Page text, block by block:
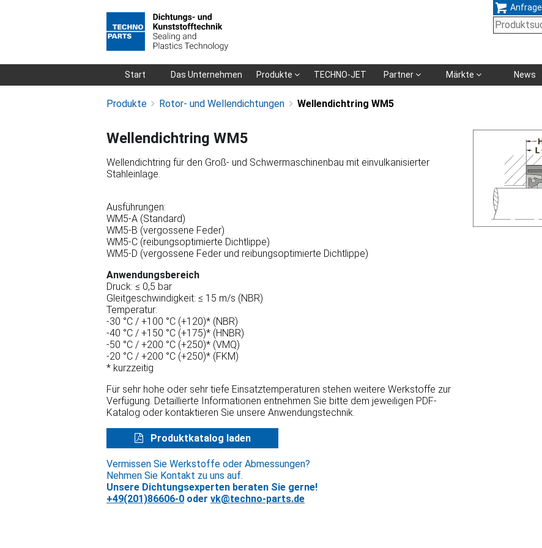
Navigation
Anfrage
Navigation
Start Das Unternehmen Produkte TECHNO-JET Partner Märkte News
Produkte Rotor- und Wellendichtungen Wellendichtring WM5
Wellendichtring WM5
Wellendichtring für den Groß- und Schwermaschinenbau mit einvulkanisierter
Stahleinlage.
Ausführungen:
WM5-A (Standard)
WM5-B (vergossene Feder)
WM5-C (reibungsoptimierte Dichtlippe)
WM5-D (vergossene Feder und reibungsoptimierte Dichtlippe)
Anwendungsbereich
Druck: ≤ 0,5 bar
Gleitgeschwindigkeit: ≤ 15 m/s (NBR)
Temperatur:
-30 °C / +100 °C (+120)* (NBR)
-40 °C / +150 °C (+175)* (HNBR)
-50 °C / +200 °C (+250)* (VMQ)
-20 °C / +200 °C (+250)* (FKM)
* kurzzeitig
Für sehr hohe oder sehr tiefe Einsatztemperaturen stehen weitere Werkstoffe zur
Verfügung. Detaillierte Informationen entnehmen Sie bitte dem jeweiligen PDF-
Katalog oder kontaktieren Sie unsere Anwendungstechnik.
Produktkatalog laden
Vermissen Sie Werkstoffe oder Abmessungen?
Nehmen Sie Kontakt zu uns auf.
Unsere Dichtungsexperten beraten Sie gerne!
+49(201)86606-0 oder vk@techno-parts.de